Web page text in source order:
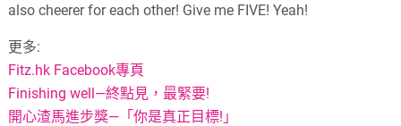
also cheerer for each other! Give me FIVE! Yeah!
更多:
Fitz.hk Facebook專頁
Finishing well—終點見，最緊要!
開心渣馬進步獎—「你是真正目標!」